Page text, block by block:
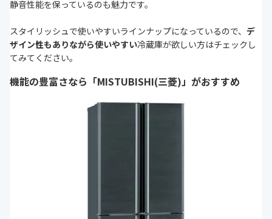
静音性能を保っているのも魅力です。
スタイリッシュで使いやすいラインナップになっているので、 デ
ザイン性もありながら使いやすい冷蔵庫が欲しい方はチェックし
てみてください。
機能の豊富さなら「MISTUBISHI(三菱)」がおすすめ